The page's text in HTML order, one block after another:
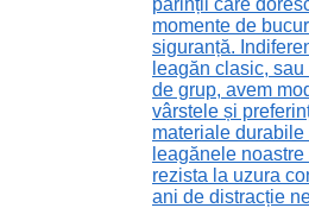
părinții care
momente de
siguranță.
leagăn clasic,
de grup, avem
vârstele și
materiale
leagănele
rezista la uzura
ani de distracție